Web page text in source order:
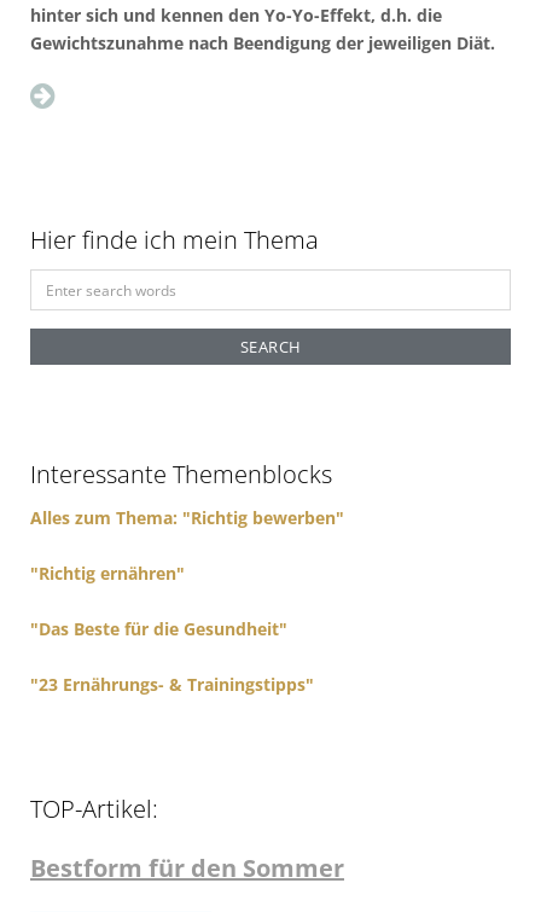
hinter sich und kennen den Yo-Yo-Effekt, d.h. die
Gewichtszunahme nach Beendigung der jeweiligen Diät.
Hier finde ich mein Thema
e
r
o
Interessante Themenblocks
Alles zum Thema: "Richtig bewerben"
"Richtig ernähren"
"Das Beste für die Gesundheit"
"23 Ernährungs- & Trainingstipps"
TOP-Artikel:
Bestform für den Sommer